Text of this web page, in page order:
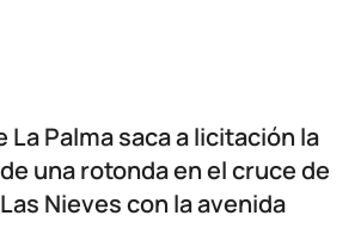
La Palma saca a licitación la
una rotonda en el cruce de
Nieves con la avenida